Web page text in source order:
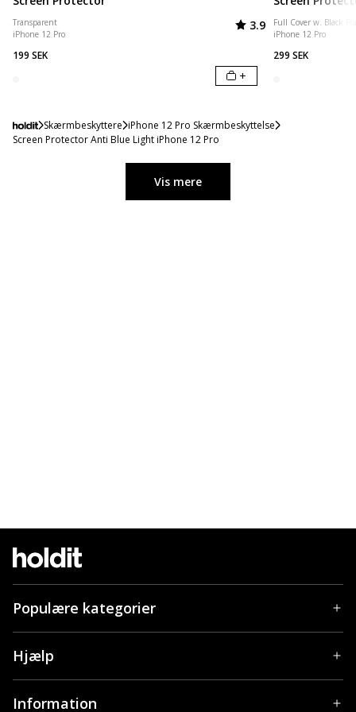
Transparent
iPhone 12 Pro
Vurdering:
3.9ud af 5 stjerner
199 SEK
+
Full Cover w. Black
iPhone 12 Pro
299 SEK
Skærmbeskyttere iPhone 12 Pro Skærmbeskyttelse
Screen Protector Anti Blue Light iPhone 12 Pro
Vis mere
Populære kategorier
Hjælp
Information